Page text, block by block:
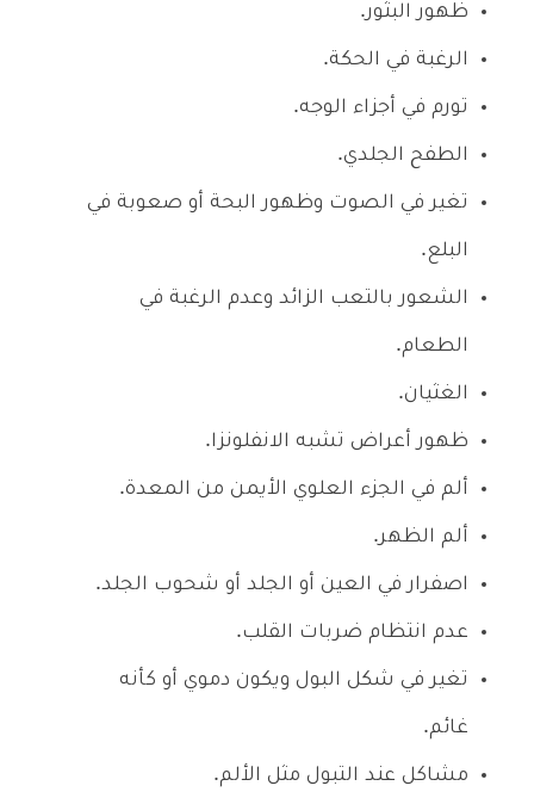
ظهور البثور.
الرغبة في الحكة.
تورم في أجزاء الوجه.
الطفح الجلدي.
تغير في الصوت وظهور البحة أو صعوبة في
البلع.
الشعور بالتعب الزائد وعدم الرغبة في
الطعام.
الغثيان.
ظهور أعراض تشبه الانفلونزا.
ألم في الجزء العلوي الأيمن من المعدة.
ألم الظهر.
اصفرار في العين أو الجلد أو شحوب الجلد.
عدم انتظام ضربات القلب.
تغير في شكل البول ويكون دموي أو كأنه
غائم.
مشاكل عند التبول مثل الألم.